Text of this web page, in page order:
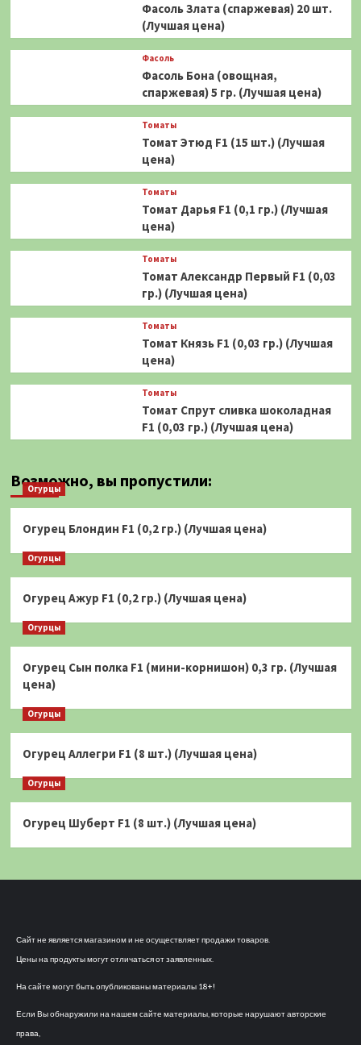
Фасоль Злата (спаржевая) 20 шт.
(Лучшая цена)
Фасоль
Фасоль Бона (овощная,
спаржевая) 5 гр. (Лучшая цена)
Томаты
Томат Этюд F1 (15 шт.) (Лучшая
цена)
Томаты
Томат Дарья F1 (0,1 гр.) (Лучшая
цена)
Томаты
Томат Александр Первый F1 (0,03
гр.) (Лучшая цена)
Томаты
Томат Князь F1 (0,03 гр.) (Лучшая
цена)
Томаты
Томат Спрут сливка шоколадная
F1 (0,03 гр.) (Лучшая цена)
Возможно, вы пропустили:
Огурцы
Огурец Блондин F1 (0,2 гр.) (Лучшая цена)
Огурцы
Огурец Ажур F1 (0,2 гр.) (Лучшая цена)
Огурцы
Огурец Сын полка F1 (мини-корнишон) 0,3 гр. (Лучшая
цена)
Огурцы
Огурец Аллегри F1 (8 шт.) (Лучшая цена)
Огурцы
Огурец Шуберт F1 (8 шт.) (Лучшая цена)
Сайт не является магазином и не осуществляет продажи товаров.
Цены на продукты могут отличаться от заявленных.
На сайте могут быть опубликованы материалы 18+!
Если Вы обнаружили на нашем сайте материалы, которые нарушают авторские
права,